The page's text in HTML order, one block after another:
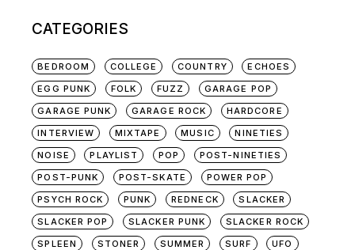
CATEGORIES
BEDROOM COLLEGE COUNTRY
ECHOES
EGG PUNK
FOLK FUZZ
GARAGE POP
GARAGE PUNK
GARAGE ROCK
HARDCORE
INTERVIEW
MIXTAPE MUSIC
NINETIES
NOISE
PLAYLIST POP
POST-NINETIES
POST-PUNK
POST-SKATE
POWER POP
PSYCH ROCK
PUNK REDNECK
SLACKER
SLACKER POP
SLACKER PUNK
SLACKER ROCK
SPLEEN
STONER SUMMER SURF UFO